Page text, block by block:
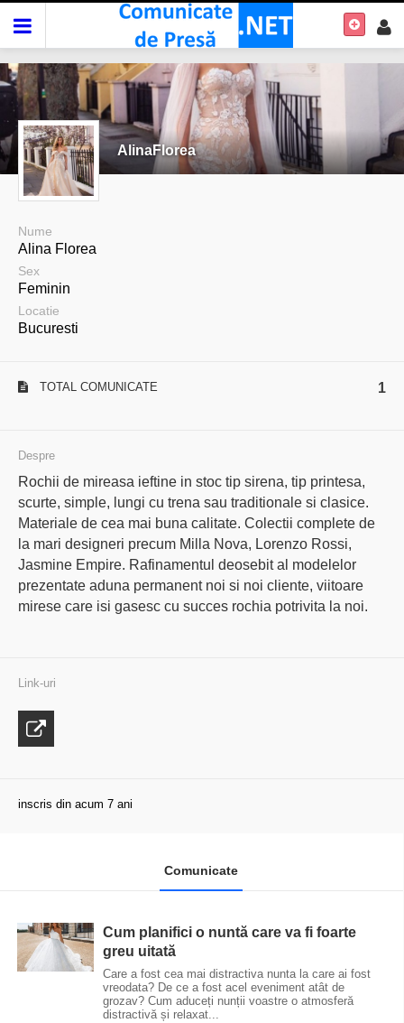
AlinaFlorea
Nume
Alina Florea
Sex
Feminin
Locatie
Bucuresti
TOTAL COMUNICATE 1
Despre
Rochii de mireasa ieftine in stoc tip sirena, tip printesa,
scurte, simple, lungi cu trena sau traditionale si clasice.
Materiale de cea mai buna calitate. Colectii complete de
la mari designeri precum Milla Nova, Lorenzo Rossi,
Jasmine Empire. Rafinamentul deosebit al modelelor
prezentate aduna permanent noi si noi cliente, viitoare
mirese care isi gasesc cu succes rochia potrivita la noi.
Link-uri
inscris din acum 7 ani
Comunicate
Cum planifici o nuntă care va fi foarte
greu uitată
Care a fost cea mai distractiva nunta la care ai fost
vreodata? De ce a fost acel eveniment atât de
grozav? Cum aduceți nunții voastre o atmosferă
distractivă și relaxat...